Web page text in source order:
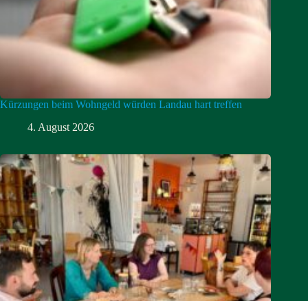
Kürzungen beim Wohngeld würden Landau hart treffen
4. August 2026